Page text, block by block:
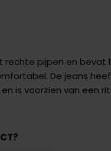
rechte pijpen en bevat
De jeans
is voorzien van een